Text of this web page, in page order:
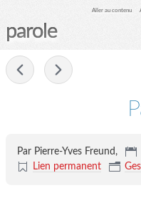
Aller au contenu
parole
Par Pierre-Yves Freund,
Lien permanent